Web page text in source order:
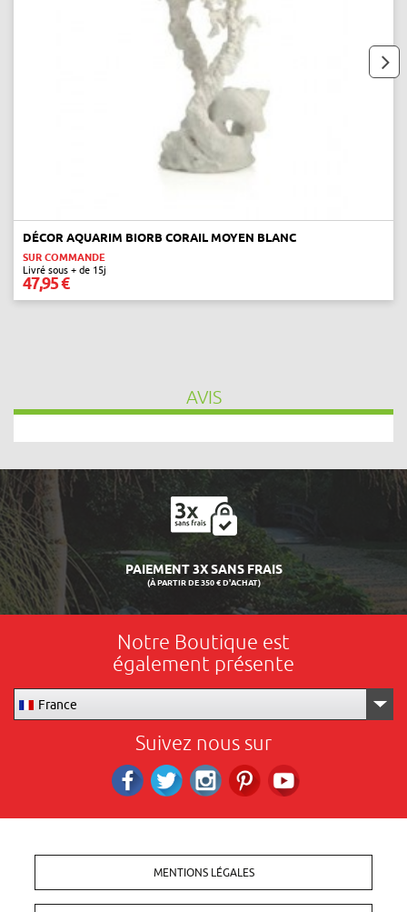
DÉCOR AQUARIM BIORB CORAIL MOYEN BLANC
SUR COMMANDE
Livré sous + de 15j
47,95 €
AVIS
LIVRAISON 24/48H
Notre Boutique est
également présente
France
Suivez nous sur
MENTIONS LÉGALES